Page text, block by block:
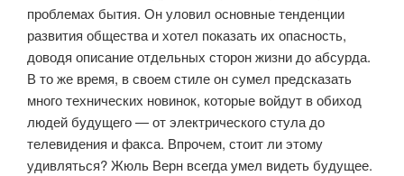
проблемах бытия. Он уловил основные тенденции
развития общества и хотел показать их опасность,
доводя описание отдельных сторон жизни до абсурда.
В то же время, в своем стиле он сумел предсказать
много технических новинок, которые войдут в обиход
людей будущего — от электрического стула до
телевидения и факса. Впрочем, стоит ли этому
удивляться? Жюль Верн всегда умел видеть будущее.